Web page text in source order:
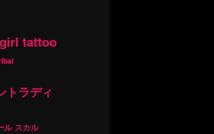
girl tattoo
トラディ
ル スカル